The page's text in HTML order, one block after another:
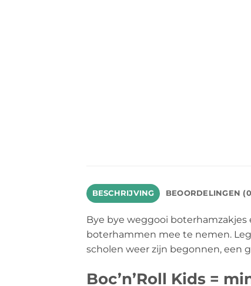
BESCHRIJVING BEOORDELINGEN
Bye bye weggooi boterhamzakjes
boterhammen mee te nemen.
scholen weer zijn begonnen, een
Boc’n’Roll Kids =